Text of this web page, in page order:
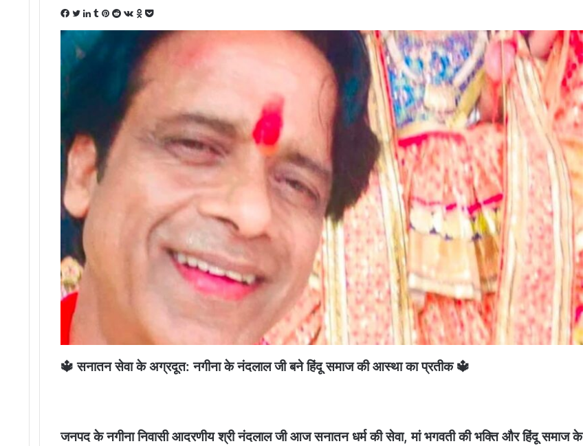
Facebook
Twitter
LinkedIn
Tumblr
Pinterest
RedditVKontakte
Odnoklassniki
Pocket
🔱 सनातन सेवा के अग्रदूत: नगीना के नंदलाल जी बने हिंदू समाज की आस्था का प्रतीक 🔱
जनपद के नगीना निवासी आदरणीय श्री नंदलाल जी आज सनातन धर्म की सेवा, मां भगवती की भक्ति और हिंदू समाज के